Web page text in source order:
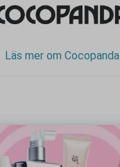
Läs mer om Cocopanda